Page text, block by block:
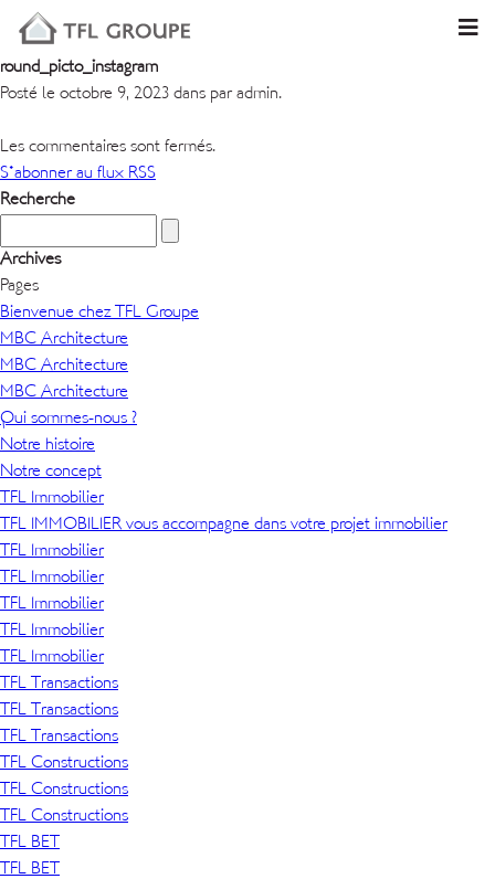
round_picto_instagram
Posté le octobre 9, 2023 dans par admin.
Les commentaires sont fermés.
S'abonner au flux RSS
Recherche
Archives
Pages
Bienvenue chez TFL Groupe
MBC Architecture
MBC Architecture
MBC Architecture
Qui sommes-nous ?
Notre histoire
Notre concept
TFL Immobilier
TFL IMMOBILIER vous accompagne dans votre projet immobilier
TFL Immobilier
TFL Immobilier
TFL Immobilier
TFL Immobilier
TFL Immobilier
TFL Transactions
TFL Transactions
TFL Transactions
TFL Constructions
TFL Constructions
TFL Constructions
TFL BET
TFL BET